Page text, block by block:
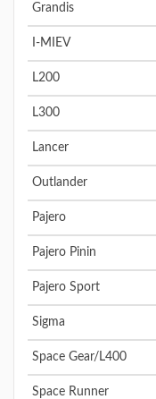
Grandis
I-MIEV
L200
L300
Lancer
Outlander
Pajero
Pajero Pinin
Pajero Sport
Sigma
Space Gear/L400
Space Runner